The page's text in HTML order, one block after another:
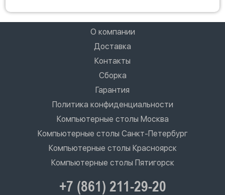
О компании
Доставка
Контакты
Сборка
Гарантия
Политика конфиденциальности
Компьютерные столы Москва
Компьютерные столы Санкт-Петербург
Компьютерные столы Красноярск
Компьютерные столы Пятигорск
+7 (861) 211-29-20